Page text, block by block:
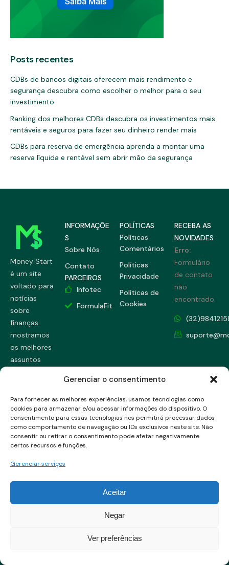
Gerenciar o consentimento
Para fornecer as melhores experiências, usamos tecnologias como
cookies para armazenar e/ou acessar informações do dispositivo. O
consentimento para essas tecnologias nos permitirá processar dados
como comportamento de navegação ou IDs exclusivos neste site. Não
consentir ou retirar o consentimento pode afetar negativamente
certos recursos e funções.
Gerenciar serviços
Aceitar
Negar
Ver preferências
Posts recentes
CDBs de bancos digitais oferecem mais rendimento e
segurança descubra como escolher o melhor para o seu
investimento
Ranking dos melhores CDBs descubra os investimentos mais
rentáveis e seguros para fazer seu dinheiro render mais
CDBs para reserva de emergência aprenda a montar uma
reserva líquida e rentável sem abrir mão da segurança
Money Start
é um site
voltado para
notícias
sobre
finanças.
mostramos
os melhores
assuntos
variável,
dicas únicas
e muito
mais...
INFORMAÇÕE
S
Sobre Nós
Contato
PARCEIROS
Infotec
FormulaFit
POLÍTICAS
Políticas
Comentários
Políticas
Privacidade
Políticas de
Cookies
RECEBA AS
NOVIDADES
Erro:
Formulário
de contato
não
encontrado.
© MoneyStart. Todos os
Divulgação & Transparência